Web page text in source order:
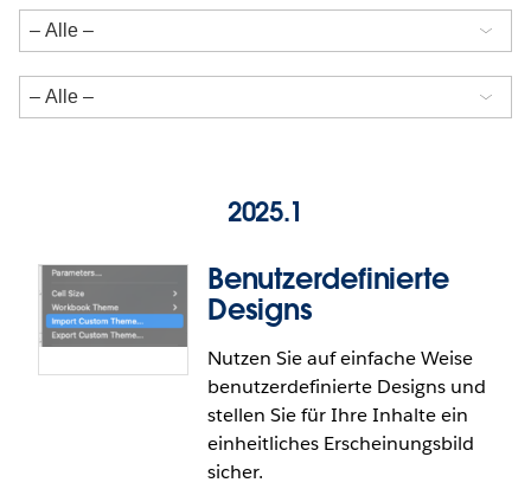
2025.1
Benutzerdefinierte
Designs
Nutzen Sie auf einfache Weise
benutzerdefinierte Designs und
stellen Sie für Ihre Inhalte ein
einheitliches Erscheinungsbild
sicher.